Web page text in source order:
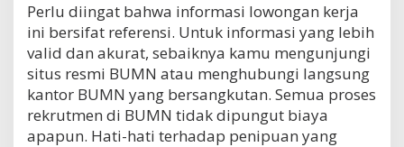
Perlu diingat bahwa informasi lowongan kerja
ini bersifat referensi. Untuk informasi yang lebih
valid dan akurat, sebaiknya kamu mengunjungi
situs resmi BUMN atau menghubungi langsung
kantor BUMN yang bersangkutan. Semua proses
rekrutmen di BUMN tidak dipungut biaya
apapun. Hati-hati terhadap penipuan yang